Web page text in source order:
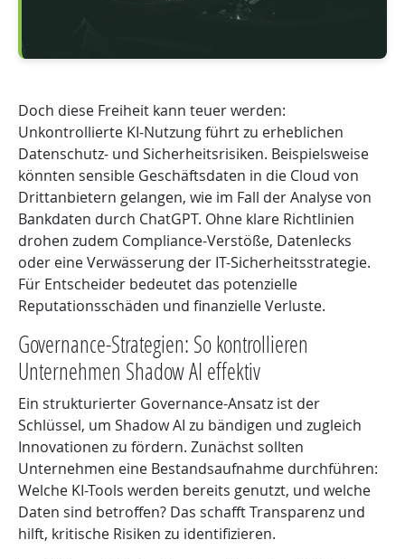
Doch diese Freiheit kann teuer werden:
Unkontrollierte KI-Nutzung führt zu erheblichen
Datenschutz- und Sicherheitsrisiken. Beispielsweise
könnten sensible Geschäftsdaten in die Cloud von
Drittanbietern gelangen, wie im Fall der Analyse von
Bankdaten durch ChatGPT. Ohne klare Richtlinien
drohen zudem Compliance-Verstöße, Datenlecks
oder eine Verwässerung der IT-Sicherheitsstrategie.
Für Entscheider bedeutet das potenzielle
Reputationsschäden und finanzielle Verluste.
Governance-Strategien: So kontrollieren
Unternehmen Shadow AI effektiv
Ein strukturierter Governance-Ansatz ist der
Schlüssel, um Shadow AI zu bändigen und zugleich
Innovationen zu fördern. Zunächst sollten
Unternehmen eine Bestandsaufnahme durchführen:
Welche KI-Tools werden bereits genutzt, und welche
Daten sind betroffen? Das schafft Transparenz und
hilft, kritische Risiken zu identifizieren.